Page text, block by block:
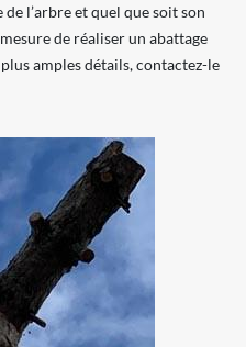
l’arbre et quel que soit son
de réaliser un abattage
amples détails, contactez-le